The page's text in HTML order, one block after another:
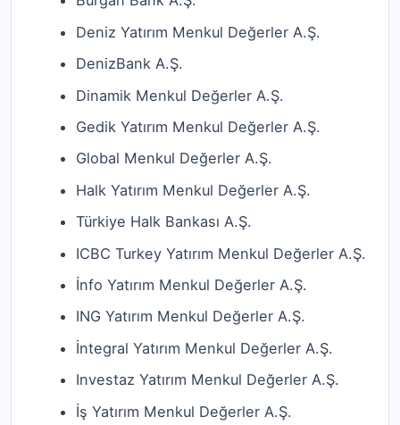
Deniz Yatırım Menkul Değerler A.Ş.
DenizBank A.Ş.
Dinamik Menkul Değerler A.Ş.
Gedik Yatırım Menkul Değerler A.Ş.
Global Menkul Değerler A.Ş.
Halk Yatırım Menkul Değerler A.Ş.
Türkiye Halk Bankası A.Ş.
ICBC Turkey Yatırım Menkul Değerler A.Ş.
İnfo Yatırım Menkul Değerler A.Ş.
ING Yatırım Menkul Değerler A.Ş.
İntegral Yatırım Menkul Değerler A.Ş.
Investaz Yatırım Menkul Değerler A.Ş.
İş Yatırım Menkul Değerler A.Ş.